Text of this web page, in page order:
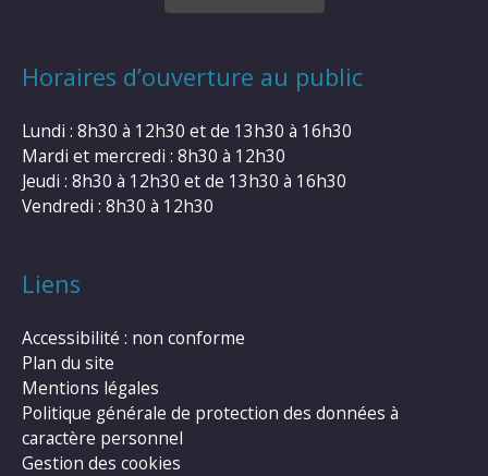
Horaires d’ouverture au public
Lundi : 8h30 à 12h30 et de 13h30 à 16h30
Mardi et mercredi : 8h30 à 12h30
Jeudi : 8h30 à 12h30 et de 13h30 à 16h30
Vendredi : 8h30 à 12h30
Liens
Accessibilité : non conforme
Plan du site
Mentions légales
Politique générale de protection des données à
caractère personnel
Gestion des cookies